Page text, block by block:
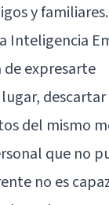
y familiares.
Inteligencia
de expresarte
del mismo
que no
no es